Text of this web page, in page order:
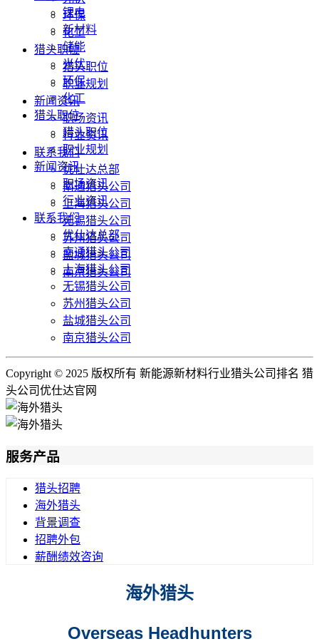
环保
化工
猎头职位
猎头职位
职业规划
新闻资讯
职场资讯
行业资讯
联系我们
优仕达总部
南通猎头公司
上海猎头公司
无锡猎头公司
苏州猎头公司
盐城猎头公司
南京猎头公司
锂电
新材料
储能
光伏
环保
化工
猎头职位
猎头职位
职业规划
新闻资讯
职场资讯
行业资讯
联系我们
优仕达总部
南通猎头公司
上海猎头公司
无锡猎头公司
苏州猎头公司
盐城猎头公司
南京猎头公司
Copyright © 2025 版权所有 新能源新材料行业猎头公司排名 猎
头公司优仕达官网
服务产品
猎头招聘
海外猎头
背景调查
招聘外包
薪酬绩效咨询
海外猎头
Overseas Headhunters